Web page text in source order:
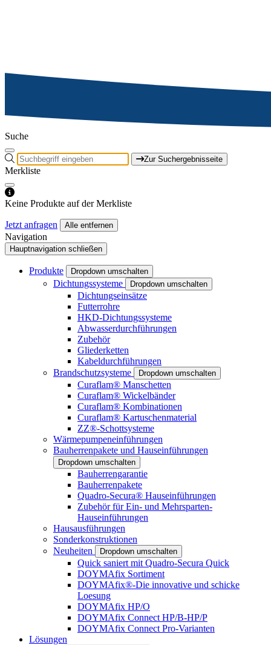
Suche
Zur Suchergebnisseite
Merkliste
Keine Produkte auf der Merkliste
Jetzt anfragen Alle entfernen
Navigation
Hauptnavigation schließen
Produkte Dropdown umschalten
Dichtungssysteme Dropdown umschalten
Dichtungseinsätze
Futterrohre
HKD-Dichtungssysteme
Abwasserdurchführungen
Zubehör
Gliederketten
Kabeldurchführungen
Brandschutzsysteme
Dropdown umschalten
Curaflam® Manschetten
Curaflam® Wickelbänder
Curaflam® Kombinationen
Curaflam® Kartuschenmaterial
ZZ®-Schottsysteme
Wärmepumpeneinführungen
Bauherrenpakete und Hauseinführungen
Dropdown umschalten
Bauherrengarantie
Bauherrenpakete
Quadro-Secura® Hauseinführungen
Zubehör für Ein- und Mehrsparten-
Hauseinführungen
Hausausführungen
Sonderkonstruktionen
Neuheiten
Dropdown umschalten
Quick saniert mit Quadro-Secura Quick
DOYMAfix Sortiment
DOYMAfix®-Die innovative und schicke
Loesung
DOYMAfix HP/O
DOYMAfix Connect HP/B-HP/P
DOYMAfix Connect Pro-Varianten
Lösungen